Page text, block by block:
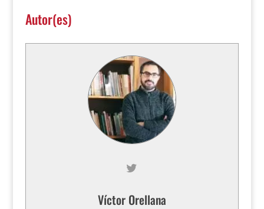
Autor(es)
Víctor Orellana